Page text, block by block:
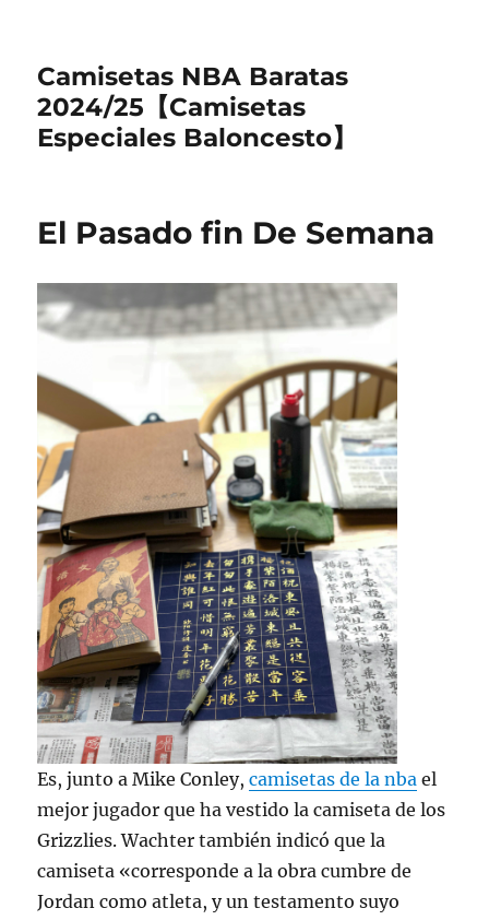
Camisetas NBA Baratas
2024/25【Camisetas
Especiales Baloncesto】
El Pasado fin De Semana
Es, junto a Mike Conley,camisetas de la nba el
mejor jugador que ha vestido la camiseta de los
Grizzlies. Wachter también indicó que la
camiseta «corresponde a la obra cumbre de
Jordan como atleta, y un testamento suyo